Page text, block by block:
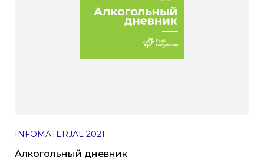
INFOMATERJAL 2021
Алкогольный дневник